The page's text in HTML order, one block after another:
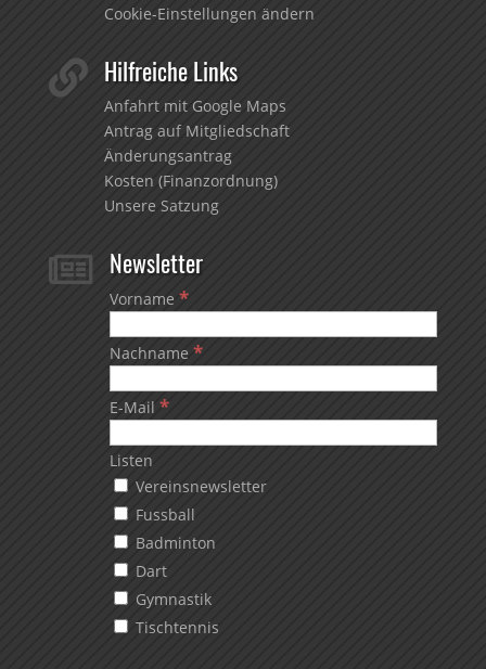
Cookie-Einstellungen ändern
 Hilfreiche Links
Anfahrt mit Google Maps
Antrag auf Mitgliedschaft
Änderungsantrag
Kosten (Finanzordnung)
Unsere Satzung
 Newsletter
Vorname *
Nachname *
E-Mail *
Listen
Vereinsnewsletter
Fussball
Badminton
Dart
Gymnastik
Tischtennis